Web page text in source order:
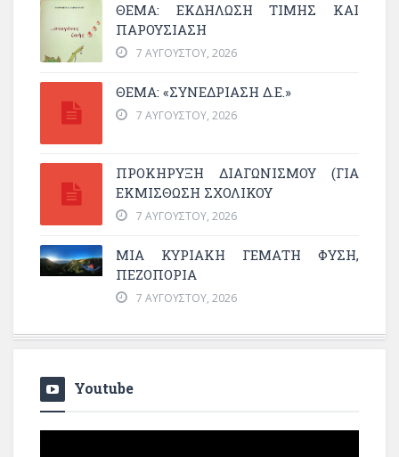
ΘΈΜΑ: ΕΚΔΉΛΩΣΗ ΤΙΜΉΣ ΚΑΙ
ΠΑΡΟΥΣΊΑΣΗ
7 ΑΥΓΟΎΣΤΟΥ, 2026
ΘΕΜΑ: «ΣΥΝΕΔΡΊΑΣΗ Δ.Ε.»
7 ΑΥΓΟΎΣΤΟΥ, 2026
ΠΡΟΚΗΡΥΞΗ ΔΙΑΓΩΝΙΣΜΟΥ (ΓΙΑ
ΕΚΜΊΣΘΩΣΗ ΣΧΟΛΙΚΟΎ
7 ΑΥΓΟΎΣΤΟΥ, 2026
ΜΙΑ ΚΥΡΙΑΚΉ ΓΕΜΆΤΗ ΦΎΣΗ,
ΠΕΖΟΠΟΡΊΑ
7 ΑΥΓΟΎΣΤΟΥ, 2026
Youtube